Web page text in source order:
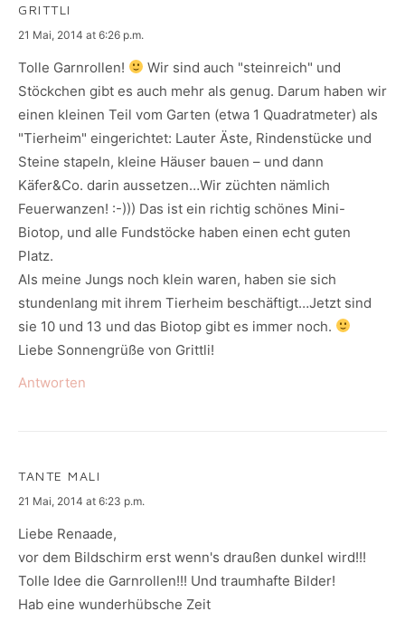
GRITTLI
says:
21 Mai, 2014 at 6:26 p.m.
Tolle Garnrollen!
Wir sind auch "steinreich" und
Stöckchen gibt es auch mehr als genug. Darum haben wir
einen kleinen Teil vom Garten (etwa 1 Quadratmeter) als
"Tierheim" eingerichtet: Lauter Äste, Rindenstücke und
Steine stapeln, kleine Häuser bauen – und dann
Käfer&Co. darin aussetzen…Wir züchten nämlich
Feuerwanzen! :-))) Das ist ein richtig schönes Mini-
Biotop, und alle Fundstöcke haben einen echt guten
Platz.
Als meine Jungs noch klein waren, haben sie sich
stundenlang mit ihrem Tierheim beschäftigt…Jetzt sind
sie 10 und 13 und das Biotop gibt es immer noch.
Liebe Sonnengrüße von Grittli!
Antworten
TANTE MALI
says:
21 Mai, 2014 at 6:23 p.m.
Liebe Renaade,
vor dem Bildschirm erst wenn's draußen dunkel wird!!!
Tolle Idee die Garnrollen!!! Und traumhafte Bilder!
Hab eine wunderhübsche Zeit